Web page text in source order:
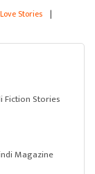
Stories |
Fiction Stories
Magazine